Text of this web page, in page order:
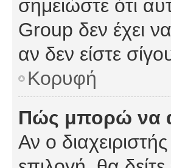
σημειώστε ότι
Group δεν έχει
αν δεν είστε
Κορυφή
Πώς μπορώ να
Αν ο